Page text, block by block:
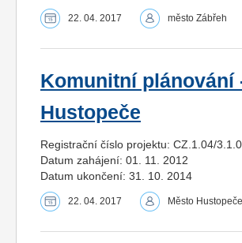
22. 04. 2017 město Zábřeh
Komunitní plánování
Hustopeče
Registrační číslo projektu: CZ.1.04/
Datum zahájení: 01. 11. 2012
Datum ukončení: 31. 10. 2014
22. 04. 2017 Město Hustopeče